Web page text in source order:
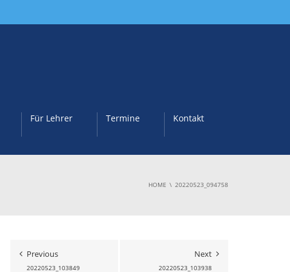
Für Lehrer Termine Kontakt
HOME 20220523_094758
Previous
20220523_103849
Next
20220523_103938